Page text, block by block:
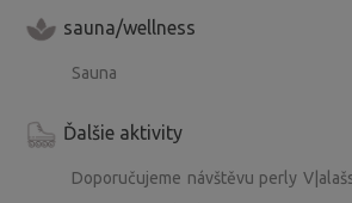
sauna/wellness
Sauna
Ďalšie aktivity
Doporučujeme návštěvu perly